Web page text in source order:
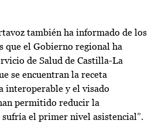
también ha informado de los
que el Gobierno regional ha
de Salud de Castilla-La
se encuentran la receta
interoperable y el visado
permitido reducir la
el primer nivel asistencial”.